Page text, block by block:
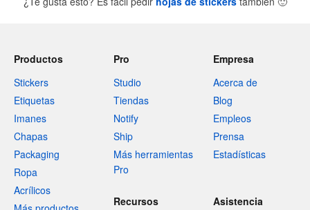
Productos
Stickers
Etiquetas
Imanes
Chapas
Packaging
Ropa
Acrílicos
Pro
Studio
Tiendas
Notify
Ship
Más herramientas
Pro
Empresa
Acerca de
Blog
Empleos
Prensa
Estadísticas
Recursos Asistencia